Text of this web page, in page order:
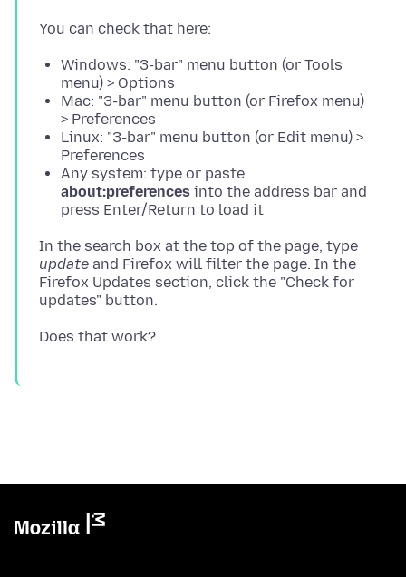
Windows: "3-bar" menu button (or Tools
menu) > Options
Mac: "3-bar" menu button (or Firefox menu)
> Preferences
Linux: "3-bar" menu button (or Edit menu) >
Preferences
Any system: type or paste
about:preferences into the address bar and
press Enter/Return to load it
In the search box at the top of the page, type
update and Firefox will filter the page. In the
Firefox Updates section, click the "Check for